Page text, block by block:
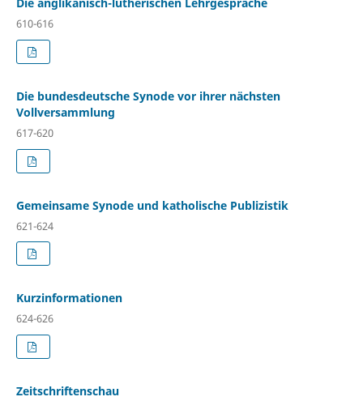
610-616
Die bundesdeutsche Synode vor ihrer nächsten
Vollversammlung
617-620
Gemeinsame Synode und katholische Publizistik
621-624
Kurzinformationen
624-626
Zeitschriftenschau